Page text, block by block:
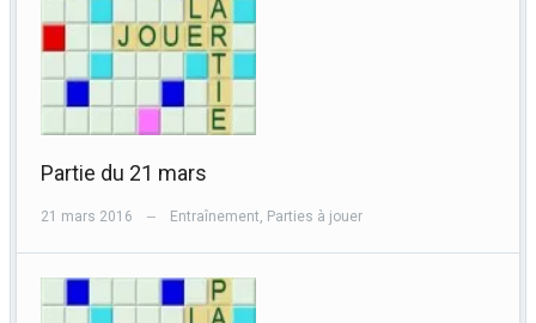
Partie du 21 mars
21 mars 2016 — Entraînement, Parties à jouer